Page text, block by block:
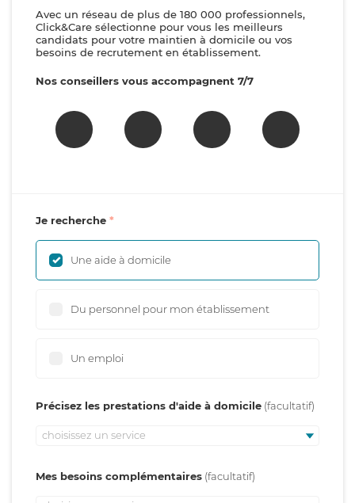
Avec un réseau de plus de 180 000 professionnels,
Click&Care sélectionne pour vous les meilleurs
candidats pour votre maintien à domicile ou vos
besoins de recrutement en établissement.
Nos conseillers vous accompagnent 7/7
Je recherche
Une aide à domicile
Du personnel pour mon établissement
Un emploi
Précisez les prestations d'aide à domicile
choisissez un service
Mes besoins complémentaires